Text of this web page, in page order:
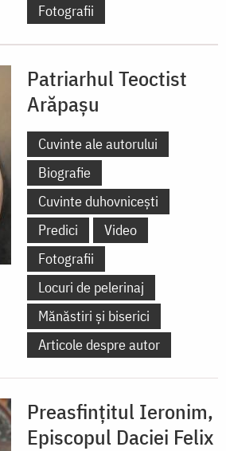
Fotografii
Patriarhul Teoctist
Arăpașu
Cuvinte ale autorului
Biografie
Cuvinte duhovnicești
Predici
Video
Fotografii
Locuri de pelerinaj
Mănăstiri și biserici
Articole despre autor
Preasfințitul Ieronim,
Episcopul Daciei Felix